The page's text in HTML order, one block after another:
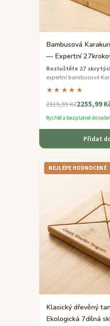
Bambusová
— Expertní
Rozluštěte 27
expertní bambusové
— fúze japonského
udržitelného
★★★★★
2819,99 Kč2255,99
Rychlé a bezplatné
Přidat
NEJLÉPE HODNOCENÉ
Klasický dřevěný
Ekologická 7dílná